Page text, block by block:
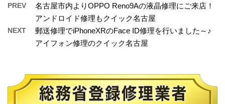
PREV
名古屋市内よりOPPO Reno9Aの液晶修理にご来店！
アンドロイド修理もクイック名古屋
NEXT
郵送修理でiPhoneXRのFace ID修理を行いました～♪
アイフォン修理のクイック名古屋